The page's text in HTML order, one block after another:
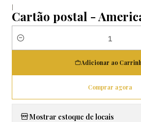
|
Cartão postal -
Quantidade
Adicionar ao
Comprar agora
Mostrar estoque de locais